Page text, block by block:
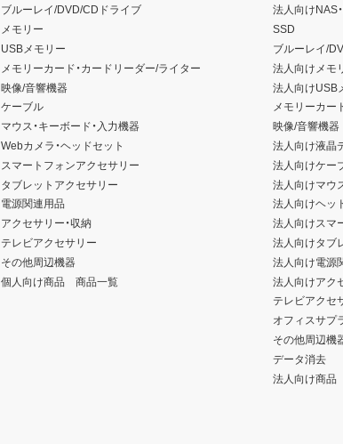
ブルーレイ/DVD/CDドライブ
メモリー
USBメモリー
メモリーカード・カードリーダー/ライター
映像/音響機器
ケーブル
マウス・キーボード・入力機器
Webカメラ・ヘッドセット
スマートフォンアクセサリー
タブレットアクセサリー
電源関連用品
アクセサリー・収納
テレビアクセサリー
その他周辺機器
個人向け商品 商品一覧
法人向けNAS
SSD
ブルーレイ/
法人向けメモ
法人向けUSB
メモリーカー
映像/音響機器
法人向け液晶
法人向けケー
法人向けマウ
法人向けヘッ
法人向けスマ
法人向けタブ
法人向け電源
法人向けアク
テレビアクセ
オフィスサプ
その他周辺機
データ消去
法人向け商